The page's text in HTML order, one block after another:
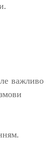
важливо